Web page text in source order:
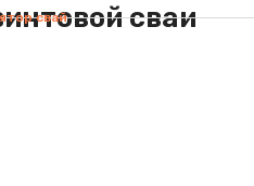
свай
сваи